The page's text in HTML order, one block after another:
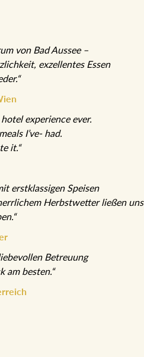
von Bad Aussee –
exzellentes Essen
experience ever.
I’ve- had.
it.“
erstklassigen Speisen
Herbstwetter ließen uns
Betreuung
am besten.“